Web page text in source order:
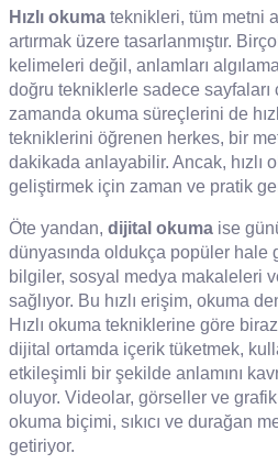
Hızlı okuma teknikleri, tüm metni
artırmak üzere tasarlanmıştır.
kelimeleri değil, anlamları
doğru tekniklerle sadece sayfaları
zamanda okuma süreçlerini de
tekniklerini öğrenen herkes, bir
dakikada anlayabilir. Ancak, hızlı
geliştirmek için zaman ve pratik
Öte yandan, dijital okuma ise
dünyasında oldukça popüler hale
bilgiler, sosyal medya makaleleri
sağlıyor. Bu hızlı erişim, okuma
Hızlı okuma tekniklerine göre
dijital ortamda içerik tüketmek,
etkileşimli bir şekilde anlamını
oluyor. Videolar, görseller ve
okuma biçimi, sıkıcı ve durağan
getiriyor.